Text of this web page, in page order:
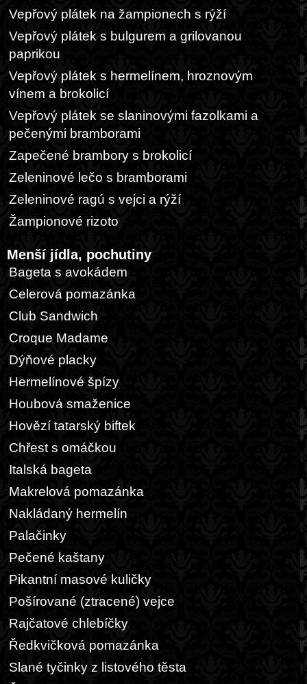
Vepřový plátek na žampionech s rýží
Vepřový plátek s bulgurem a grilovanou
paprikou
Vepřový plátek s hermelínem, hroznovým
vínem a brokolicí
Vepřový plátek se slaninovými fazolkami a
pečenými bramborami
Zapečené brambory s brokolicí
Zeleninové lečo s bramborami
Zeleninové ragú s vejci a rýží
Žampionové rizoto
Menší jídla, pochutiny
Bageta s avokádem
Celerová pomazánka
Club Sandwich
Croque Madame
Dýňové placky
Hermelínové špízy
Houbová smaženice
Hovězí tatarský biftek
Chřest s omáčkou
Italská bageta
Makrelová pomazánka
Nakládaný hermelín
Palačinky
Pečené kaštany
Pikantní masové kuličky
Pošírované (ztracené) vejce
Rajčatové chlebíčky
Ředkvičková pomazánka
Slané tyčinky z listového těsta